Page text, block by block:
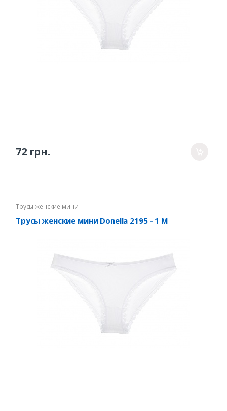
72 грн.
Трусы женские мини
Трусы женские мини Donella 2195 - 1 M